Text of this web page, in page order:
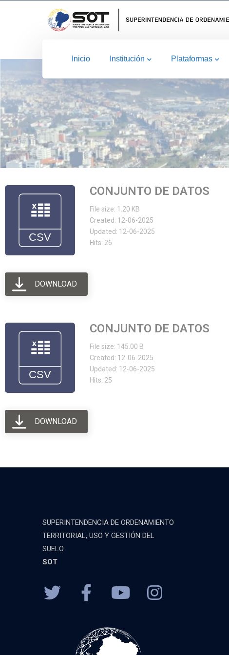
Inicio Institución Plataformas
CONJUNTO DE DATOS
File size: 1.20 KB
Created: 12-06-2025
Updated: 12-06-2025
Hits: 26
DOWNLOAD
CONJUNTO DE DATOS
File size: 145.00 B
Created: 12-06-2025
Updated: 12-06-2025
Hits: 25
DOWNLOAD
SUPERINTENDENCIA DE ORDENAMIENTO
TERRITORIAL, USO Y GESTIÓN DEL
SUELO
SOT